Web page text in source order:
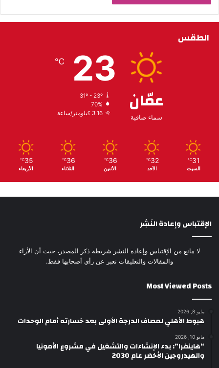
الطقس
عمّان
سماء صافية
23
℃
31º - 23º
70%
3.16 كيلومتر/ساعة
31
℃
السبت
32
℃
الأحد
36
℃
الأثنين
36
℃
الثلاثاء
35
℃
الأربعاء
الإقتباس وإعادة النَشِر
لا مانع من الإقتباس وإعادة النشر شريطة ذكر المصدر، حيث أن الأراء
والمقالات والتعليقات تعبر عن رأي أصحابها فقط.
Most Viewed Posts
مايو 8, 2026
هبوط الأهلي لمصاف الدرجة الأولى بعد خسارته أمام الوحدات
مايو 10, 2026
“هاينفرا”: بدء الإنشاءات والتشغيل في مشروع الأمونيا
والهيدروجين الأخضر عام 2030